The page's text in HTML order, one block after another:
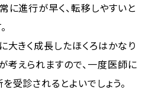
に進行が早く、転移しやすいと
きく成長したほくろはかなり
えられますので、一度医師に
受診されるとよいでしょう。